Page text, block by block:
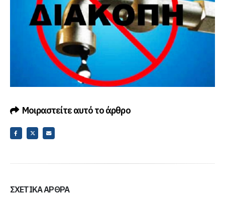
Μοιραστείτε αυτό το άρθρο
ΣΧΕΤΙΚΆ ΆΡΘΡΑ